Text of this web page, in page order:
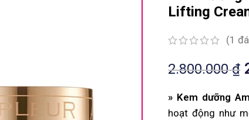
Lifting
(1
2.800.000₫
» Kem dưỡng
hoạt động như